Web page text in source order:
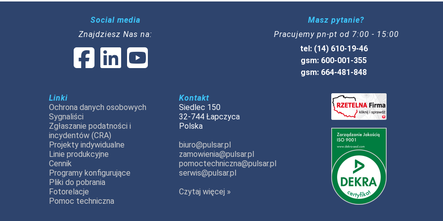
Social media
Znajdziesz Nas na:
Masz pytanie?
Pracujemy pn-pt od 7:00 - 15:00
tel: (14) 610-19-46
gsm: 600-001-355
gsm: 664-481-848
Linki
Ochrona danych osobowych
Sygnaliści
Zgłaszanie podatności i
incydentów (CRA)
Projekty indywidualne
Linie produkcyjne
Cennik
Programy konfigurujące
Pliki do pobrania
Fotorelacje
Pomoc techniczna
Kontakt
Siedlec 150
32-744 Łapczyca
Polska
biuro@pulsar.pl
zamowienia@pulsar.pl
pomoctechniczna@pulsar.pl
serwis@pulsar.pl
Czytaj więcej »